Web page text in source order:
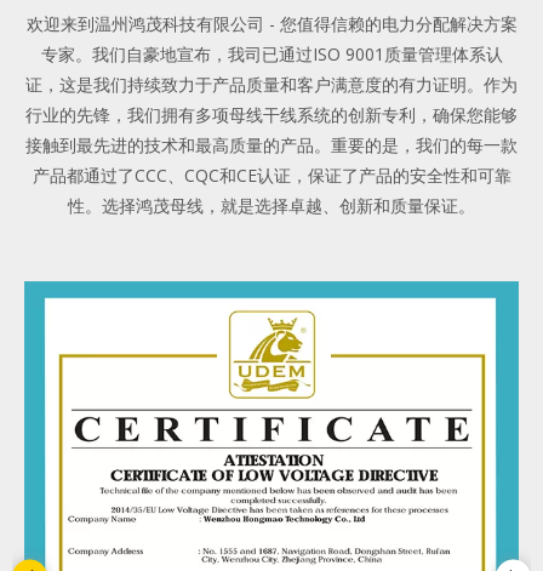
欢迎来到温州鸿茂科技有限公司 - 您值得信赖的电力分配解决方案
专家。我们自豪地宣布，我司已通过ISO 9001质量管理体系认
证，这是我们持续致力于产品质量和客户满意度的有力证明。作为
行业的先锋，我们拥有多项母线干线系统的创新专利，确保您能够
接触到最先进的技术和最高质量的产品。重要的是，我们的每一款
产品都通过了CCC、CQC和CE认证，保证了产品的安全性和可靠
性。选择鸿茂母线，就是选择卓越、创新和质量保证。